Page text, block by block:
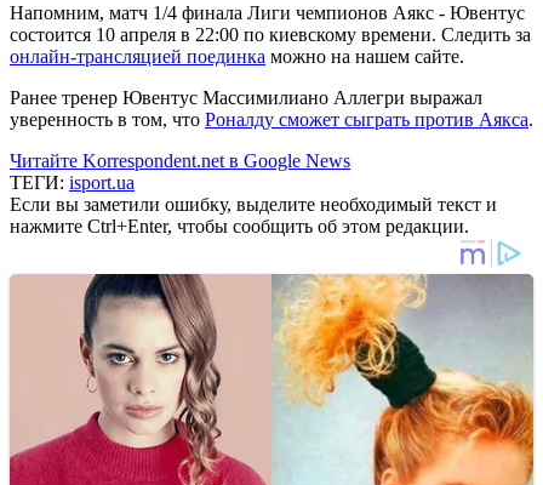
Напомним, матч 1/4 финала Лиги чемпионов Аякс - Ювентус
состоится 10 апреля в 22:00 по киевскому времени. Следить за
онлайн-трансляцией поединка можно на нашем сайте.
Ранее тренер Ювентус Массимилиано Аллегри выражал
уверенность в том, что Роналду сможет сыграть против Аякса.
Читайте Korrespondent.net в Google News
ТЕГИ: isport.ua
Если вы заметили ошибку, выделите необходимый текст и
нажмите Ctrl+Enter, чтобы сообщить об этом редакции.